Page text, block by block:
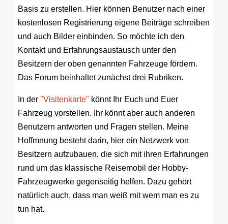
Basis zu erstellen. Hier können Benutzer nach einer
kostenlosen Registrierung eigene Beiträge schreiben
und auch Bilder einbinden. So möchte ich den
Kontakt und Erfahrungsaustausch unter den
Besitzern der oben genannten Fahrzeuge fördern.
Das Forum beinhaltet zunächst drei Rubriken.
In der "Visitenkarte" könnt Ihr Euch und Euer
Fahrzeug vorstellen. Ihr könnt aber auch anderen
Benutzern antworten und Fragen stellen. Meine
Hoffmnung besteht darin, hier ein Netzwerk von
Besitzern aufzubauen, die sich mit ihren Erfahrungen
rund um das klassische Reisemobil der Hobby-
Fahrzeugwerke gegenseitig helfen. Dazu gehört
natürlich auch, dass man weiß mit wem man es zu
tun hat.